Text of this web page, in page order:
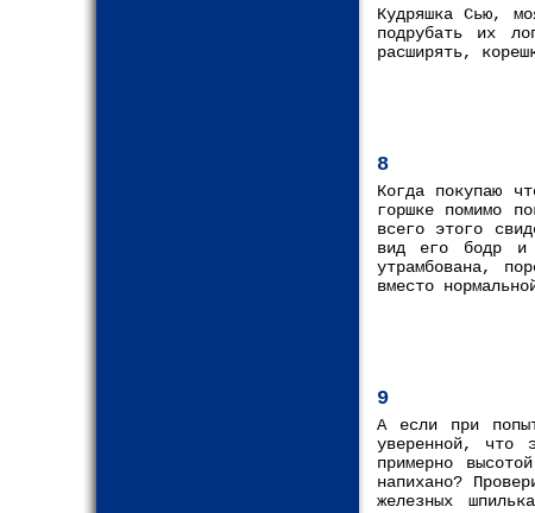
Кудряшка Сью,
подрубать их
расширять,
8
Когда покупаю
горшке помимо
всего этого
вид его бодр и
утрамбована,
вместо
9
А если при
уверенной, что
примерно
напихано?
железных